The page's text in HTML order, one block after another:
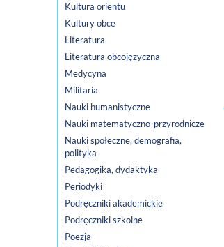
Kultura orientu
Kultury obce
Literatura
Literatura obcojęzyczna
Medycyna
Militaria
Nauki humanistyczne
Nauki matematyczno-przyrodnicze
Nauki społeczne, demografia,
polityka
Pedagogika, dydaktyka
Periodyki
Podręczniki akademickie
Podręczniki szkolne
Poezja